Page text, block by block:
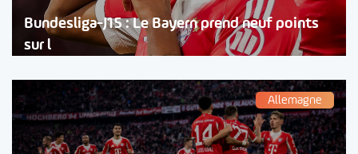
Bundesliga-J15 : Le Bayern prend neuf points
sur l
Allemagne